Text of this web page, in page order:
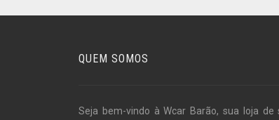
QUEM SOMOS
Seja bem-vindo à Wcar Barão, sua loja de